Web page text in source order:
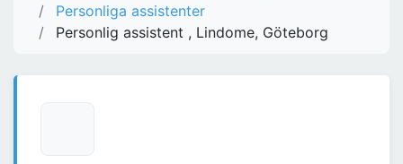
Personliga assistenter
Personlig assistent , Lindome, Göteborg